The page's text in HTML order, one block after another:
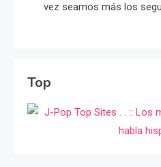
vez seamos más los
Top